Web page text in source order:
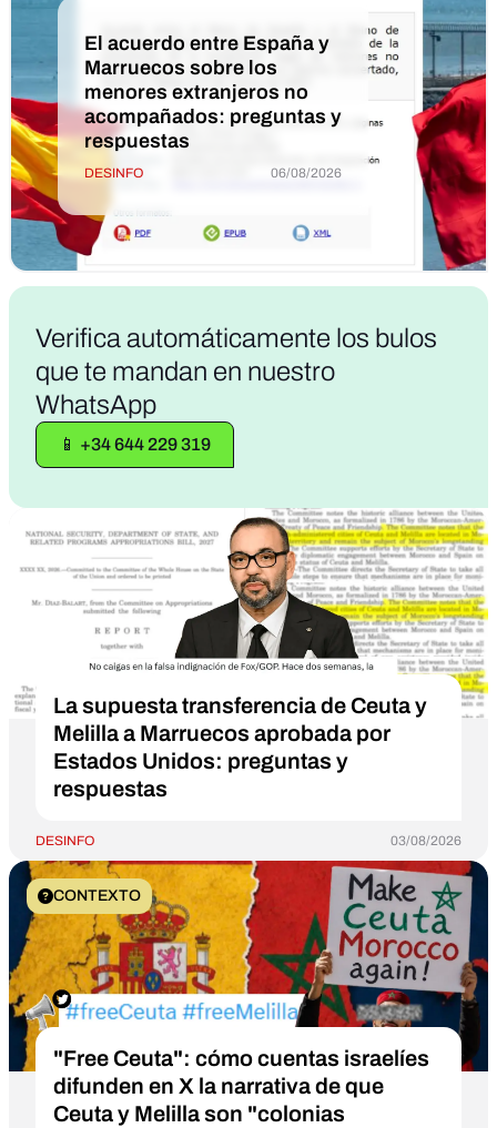
El acuerdo entre España y
Marruecos sobre los
menores extranjeros no
acompañados: preguntas y
respuestas
DESINFO 06/08/2026
Verificaautomáticamente los bulos
que te mandan en nuestro
WhatsApp
📱 +34 644 229 319
La supuesta transferencia de Ceuta y
Melilla a Marruecos aprobada por
Estados Unidos: preguntas y
respuestas
DESINFO 03/08/2026
CONTEXTO
"Free Ceuta": cómo cuentas israelíes
difunden en X la narrativa de que
Ceuta y Melilla son "colonias